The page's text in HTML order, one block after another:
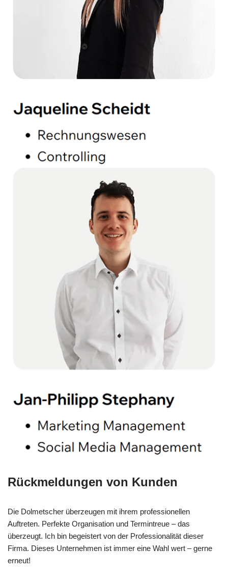
Rückmeldungen von Kunden
Die Dolmetscher überzeugen mit ihrem professionellen
Auftreten. Perfekte Organisation und Termintreue – das
überzeugt. Ich bin begeistert von der Professionalität dieser
Firma. Dieses Unternehmen ist immer eine Wahl wert – gerne
erneut!